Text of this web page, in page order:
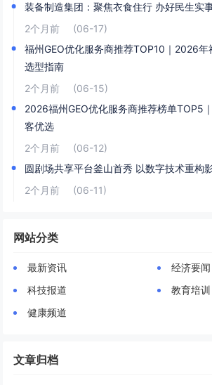
装备制造集团：聚焦衣食住行 办好民生实
2个月前
(06-17)
福州GEO优化服务商推荐TOP10｜2026
选型指南
2个月前
(06-15)
2026福州GEO优化服务商推荐榜单TOP5
客优选
2个月前
(06-12)
圆剧场共享平台釜山首秀 以数字技术重构
2个月前
(06-11)
网站分类
最新资讯
经济要闻
科技报道
教育培训
健康频道
文章归档